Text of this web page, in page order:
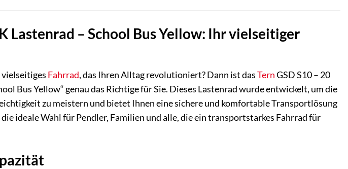
Lastenrad – School Bus Yellow: Ihr vielseitiger
vielseitiges Fahrrad, das Ihren Alltag revolutioniert? Dann ist dasTernGSD S10 – 20
Bus Yellow“ genau das Richtige für Sie. Dieses Lastenrad wurde entwickelt, um die
zu meistern und bietet Ihnen eine sichere und komfortable Transportlösung
ideale Wahl für Pendler, Familien und alle, die ein transportstarkes Fahrrad für